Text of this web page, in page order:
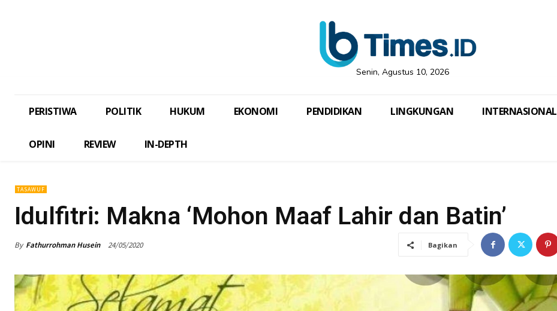
Senin, Agustus 10, 2026
PERISTIWA POLITIK HUKUM EKONOMI PENDIDIKAN LINGKUNGAN INTERNASIONAL
OPINI REVIEW IN-DEPTH
TASAWUF
Idulfitri: Makna ‘Mohon Maaf Lahir dan Batin’
By Fathurrohman Husein 24/05/2020 Bagikan